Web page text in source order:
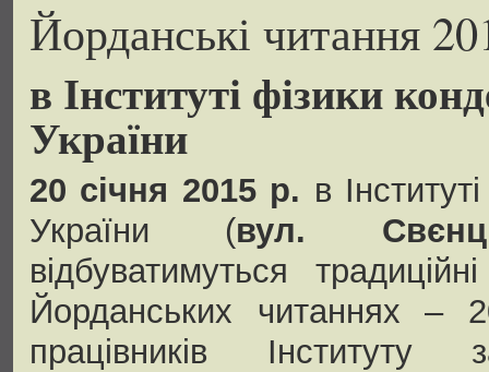
Йорданські читання
в Інституті фізики
України
20 січня 2015 р. в
України (вул.
відбуватимуться
Йорданських читаннях –
працівників